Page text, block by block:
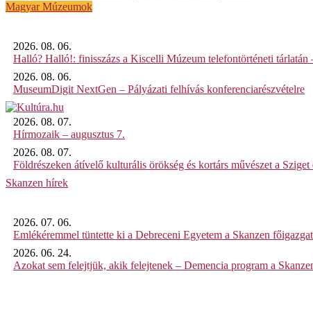
Magyar Múzeumok
2026. 08. 06.
Halló? Halló!: finisszázs a Kiscelli Múzeum telefontörténeti tárlatán
2026. 08. 06.
MuseumDigit NextGen – Pályázati felhívás konferenciarészvételre
2026. 08. 07.
Hírmozaik – augusztus 7.
2026. 08. 07.
Földrészeken átívelő kulturális örökség és kortárs művészet a
Skanzen hírek
2026. 07. 06.
Emlékéremmel tüntette ki a Debreceni Egyetem a Skanzen
2026. 06. 24.
Azokat sem felejtjük, akik felejtenek – Demencia program a